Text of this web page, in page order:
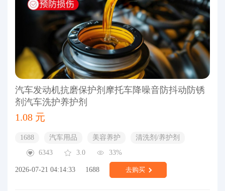
汽车发动机抗磨保护剂摩托车降噪音防抖动防锈
剂汽车洗护养护剂
1.08 元
1688 汽车用品 美容养护
清洗剂/养护剂
6343
3.0 33%
2026-07-21 04:14:33 1688 去购买